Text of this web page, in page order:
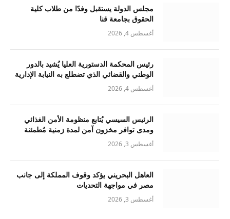
مجلس الدولة يستقبل وفدًا من طلاب كلية
الحقوق بجامعة قنا
أغسطس 4, 2026
رئيس المحكمة الدستورية العليا يُشيد بالدور
الوطني والقضائي الذي تضطلع به النيابة الإدارية
أغسطس 4, 2026
الرئيس السيسي يُتابع منظومة الأمن الغذائي
ومدى توافر مخزون آمن لمدة زمنية مُطمئنة
أغسطس 3, 2026
العاهل البحريني يؤكد وقوف المملكة إلى جانب
مصر في مواجهة التحديات
أغسطس 3, 2026